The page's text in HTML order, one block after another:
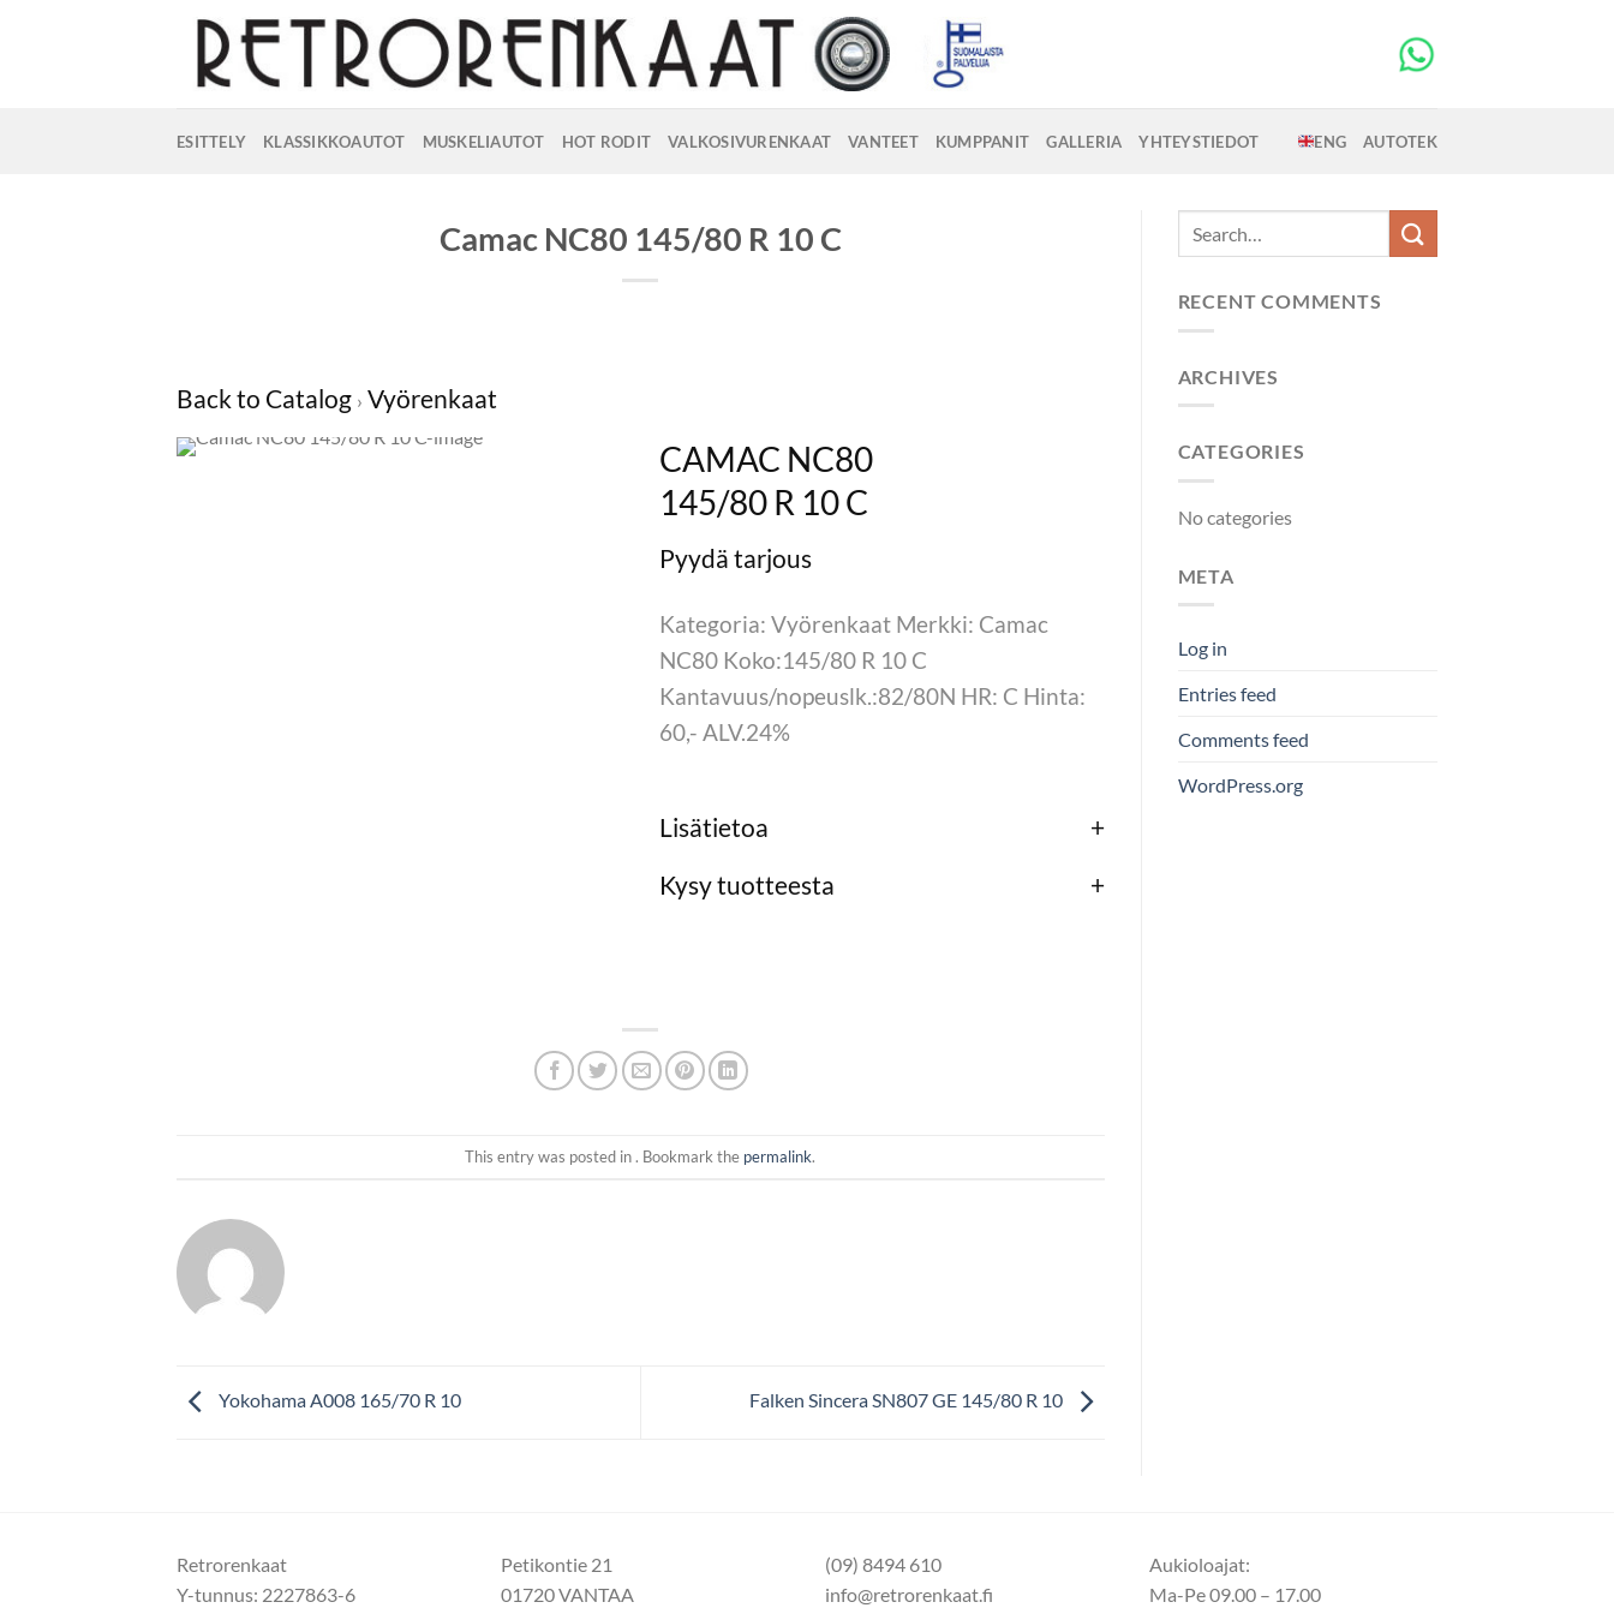
ESITTELY KLASSIKKOAUTOT MUSKELIAUTOT HOT RODIT VALKOSIVURENKAAT VANTEET KUMPPANIT GALLERIA YHTEYSTIEDOT ENG AUTOTEK
Camac NC80 145/80 R 10 C
Back to Catalog Vyörenkaat
CAMAC NC80
145/80 R 10 C
Kategoria: Vyörenkaat Merkki: Camac
NC80 Koko:145/80 R 10 C
Kantavuus/nopeuslk.:82/80N HR: C Hinta:
60,- ALV.24%
Lisätietoa
Kysy tuotteesta
This entry was posted in . Bookmark the permalink.
Yokohama A008 165/70 R 10 Falken Sincera SN807 GE 145/80 R 10
RECENT COMMENTS
ARCHIVES
CATEGORIES
No categories
META
Log in
Entries feed
Comments feed
WordPress.org
Retrorenkaat
Y-tunnus: 2227863-6
Petikontie 21
01720 VANTAA
(09) 8494 610
info@retrorenkaat.fi
Aukioloajat:
Ma-Pe 09.00 – 17.00